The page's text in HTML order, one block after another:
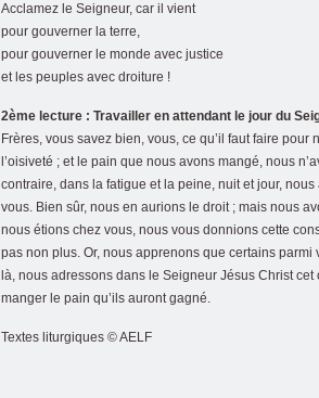
Acclamez le Seigneur, car il vient
pour gouverner la terre,
pour gouverner le monde avec justice
et les peuples avec droiture !
2ème lecture : Travailler en attendant le jour du
Frères, vous savez bien, vous, ce qu’il faut faire
l’oisiveté ; et le pain que nous avons mangé, nous
contraire, dans la fatigue et la peine, nuit et jour,
vous. Bien sûr, nous en aurions le droit ; mais nous
nous étions chez vous, nous vous donnions cette
pas non plus. Or, nous apprenons que certains
là, nous adressons dans le Seigneur Jésus Christ
manger le pain qu’ils auront gagné.
Textes liturgiques © AELF